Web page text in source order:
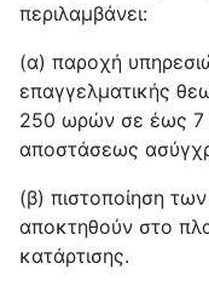
περιλαμβάνει:
(α) παροχή
επαγγελματικής
250 ωρών σε έως 7
αποστάσεως
(β) πιστοποίηση
αποκτηθούν στο
κατάρτισης.